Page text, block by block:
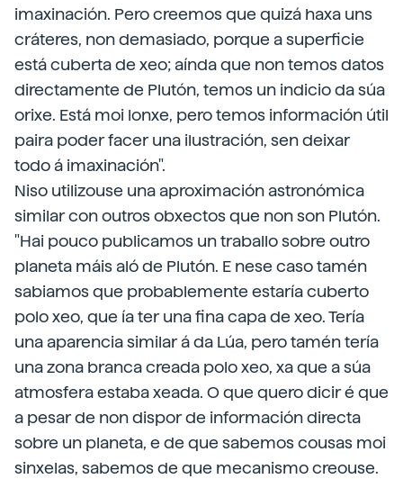
imaxinación. Pero creemos que quizá haxa uns
cráteres, non demasiado, porque a superficie
está cuberta de xeo; aínda que non temos datos
directamente de Plutón, temos un indicio da súa
orixe. Está moi lonxe, pero temos información útil
paira poder facer una ilustración, sen deixar
todo á imaxinación".
Niso utilizouse una aproximación astronómica
similar con outros obxectos que non son Plutón.
"Hai pouco publicamos un traballo sobre outro
planeta máis aló de Plutón. E nese caso tamén
sabiamos que probablemente estaría cuberto
polo xeo, que ía ter una fina capa de xeo. Tería
una aparencia similar á da Lúa, pero tamén tería
una zona branca creada polo xeo, xa que a súa
atmosfera estaba xeada. O que quero dicir é que
a pesar de non dispor de información directa
sobre un planeta, e de que sabemos cousas moi
sinxelas, sabemos de que mecanismo creouse.